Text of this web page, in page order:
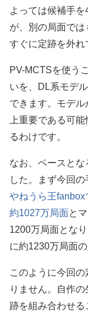
よっては候補手
が、別の局面で
すぐに定跡を外れ
PV-MCTSを使う
いを、DL系モデ
できます。モデ
上重要である可
るわけです。
なお、ベースと
した。まず今回
やねうら王fanbox
約1027万局面と
1200万局面とな
に約1230万局面
このように今回
りません。自作
跡を組み合わせ